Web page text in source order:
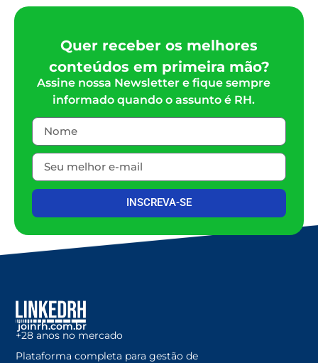
Quer receber os melhores
conteúdos em primeira mão?
Assine nossa Newsletter e fique sempre
informado quando o assunto é RH.
INSCREVA-SE
joinrh.com.br
+28 anos no mercado
Plataforma completa para gestão de